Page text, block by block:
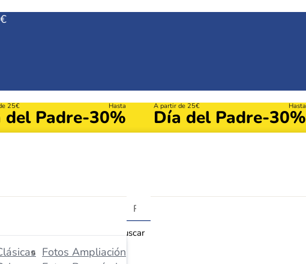
25€
del Padre
Hasta
-30%
A partir de 25€
Día del Padre
Hasta
-30%
Buscar
Fotos Ampliación